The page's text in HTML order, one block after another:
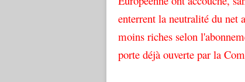
enterrent la neutralité du net
moins riches selon
porte déjà ouverte par la